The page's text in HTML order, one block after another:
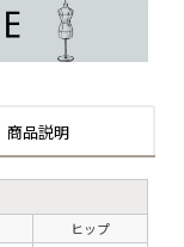
商品説明
ヒップ